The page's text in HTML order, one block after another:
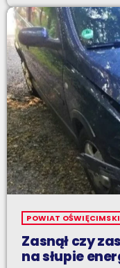
POWIAT OŚWIĘCIMSKI
Zasnął czy
na słupie